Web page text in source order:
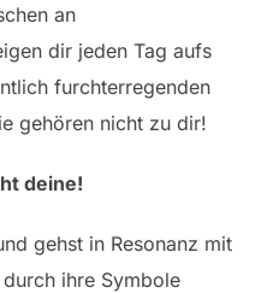
an
dir jeden Tag aufs
furchterregenden
gehören nicht zu dir!
deine!
gehst in Resonanz mit
ihre Symbole